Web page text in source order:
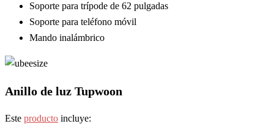
Soporte para trípode de 62 pulgadas
Soporte para teléfono móvil
Mando inalámbrico
Anillo de luz Tupwoon
Este producto incluye: